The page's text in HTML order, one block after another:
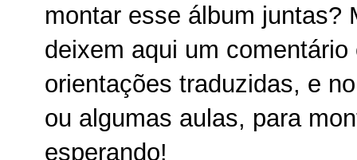
montar esse álbum juntas?
deixem aqui um
orientações traduzidas, e
ou algumas aulas, para
esperando!